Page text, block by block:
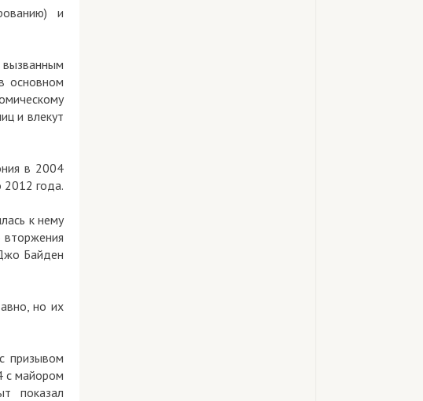
и
основном
и влекут
в 2004
2012 года.
к нему
вторжения
Байден
но их
призывом
с майором
показал